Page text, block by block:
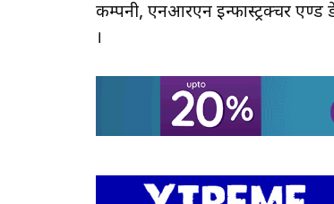
कम्पनी, एनआरएन इन्फास्ट्रक्चर
।